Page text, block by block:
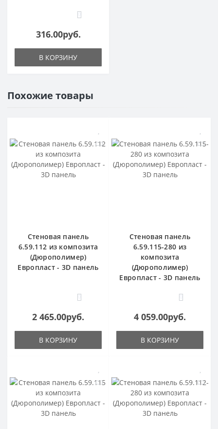
0
316.00руб.
В КОРЗИНУ
Похожие товары
Стеновая панель
6.59.112 из композита
(Дюрополимер)
Европласт - 3D панель
0
2 465.00руб.
В КОРЗИНУ
Стеновая панель
6.59.115-280 из
композита
(Дюрополимер)
Европласт - 3D панель
0
4 059.00руб.
В КОРЗИНУ